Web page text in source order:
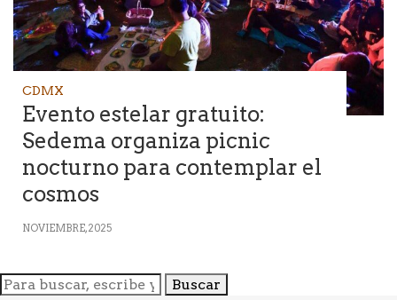
CDMX
Evento estelar gratuito:
Sedema organiza picnic
nocturno para contemplar el
cosmos
NOVIEMBRE, 2025
Buscar